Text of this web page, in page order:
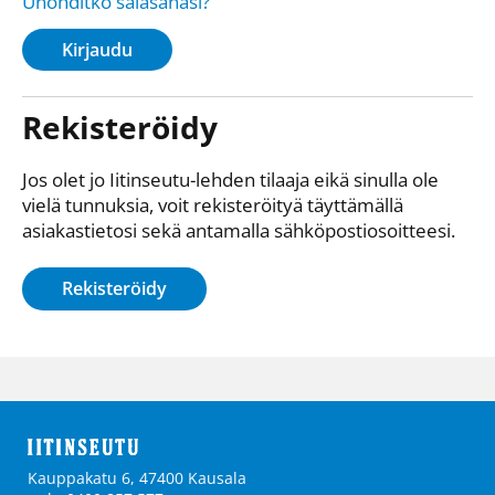
Kirjaudu
Rekisteröidy
Jos olet jo Iitinseutu-lehden tilaaja eikä sinulla ole
vielä tunnuksia, voit rekisteröityä täyttämällä
asiakastietosi sekä antamalla sähkö­posti­osoitteesi.
Rekisteröidy
Kauppakatu 6, 47400 Kausala